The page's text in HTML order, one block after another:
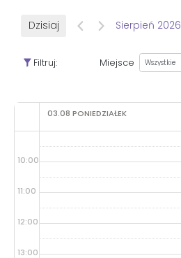
Dzisiaj Sierpień 2026
Filtruj: Miejsce
03.08 PONIEDZIAŁEK
10:00
11:00
12:00
13:00